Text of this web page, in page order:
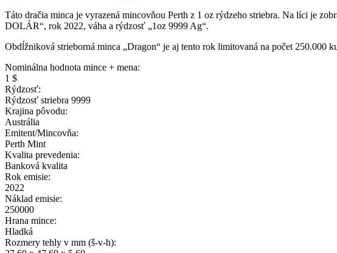
Táto dračia minca je vyrazená mincovňou Perth z 1 oz rýdzeho striebra. Na líci je
DOLÁR“, rok 2022, váha a rýdzosť „1oz 9999 Ag“.
Obdĺžniková strieborná minca „Dragon“ je aj tento rok limitovaná na počet 250.000
Nominálna hodnota mince + mena:
1 $
Rýdzosť:
Rýdzosť striebra 9999
Krajina pôvodu:
Austrália
Emitent/Mincovňa:
Perth Mint
Kvalita prevedenia:
Banková kvalita
Rok emisie:
2022
Náklad emisie:
250000
Hrana mince:
Hladká
Rozmery tehly v mm (š-v-h):